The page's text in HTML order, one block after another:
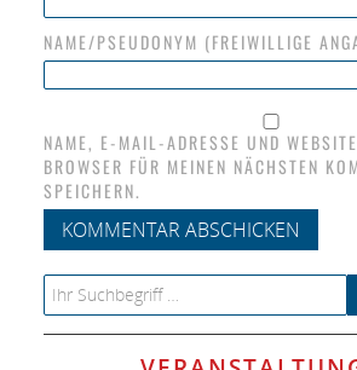
NAME/PSEUDONYM (FREIWILLIGE
NAME, E-MAIL-ADRESSE UND
BROWSER FÜR MEINEN NÄCHSTEN
SPEICHERN.
Search for: